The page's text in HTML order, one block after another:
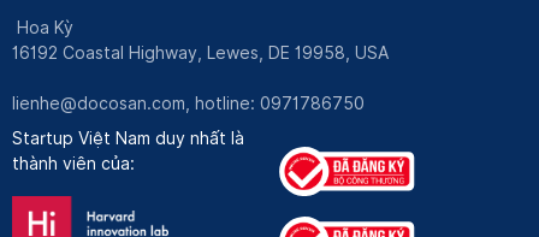
Hoa Kỳ
16192 Coastal Highway, Lewes, DE 19958, USA
lienhe@docosan.com , hotline: 0971786750
Startup Việt Nam duy nhất là
thành viên của: